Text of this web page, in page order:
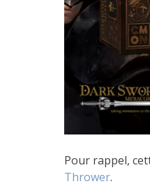
Pour rappel,
Thrower.